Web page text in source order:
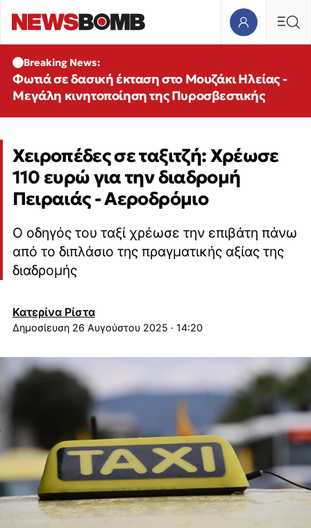
Breaking News:
Φωτιά σε δασική έκταση στο Μουζάκι Ηλείας -
Μεγάλη κινητοποίηση της Πυροσβεστικής
Χειροπέδες σε ταξιτζή: Χρέωσε
110 ευρώ για την διαδρομή
Πειραιάς - Αεροδρόμιο
Ο οδηγός του ταξί χρέωσε την επιβάτη πάνω
από το διπλάσιο της πραγματικής αξίας της
διαδρομής
Κατερίνα Ρίστα
26 Αυγούστου 2025 · 14:20